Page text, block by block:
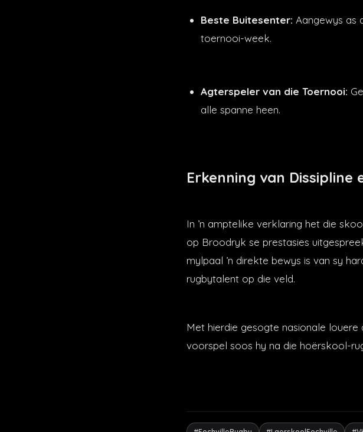
Beste Buitesenter: Aangewys as
toernooi-week.
Agterspeler van die Toernooi:
alle spanne heen.
Erkenning van Dissipline
In ’n amptelike verklaring het die
op Broodryk se prestasies
mylpaal ’n direkte bewys is van sy
rugbytalent op die veld.
Met hierdie gesogte nasionale
voorspel soos hy na die hoërskool-